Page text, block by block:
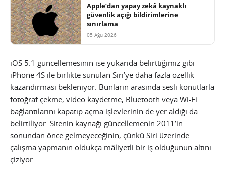
Apple’dan yapay zekâ kaynaklı
güvenlik açığı bildirimlerine
sınırlama
05 Ağu 2026
iOS 5.1 güncellemesinin ise yukarıda belirttiğimiz gibi
iPhone 4S ile birlikte sunulan Siri’ye daha fazla özellik
kazandırması bekleniyor. Bunların arasında sesli konutlarla
fotoğraf çekme, video kaydetme, Bluetooth veya Wi-Fi
bağlantılarını kapatıp açma işlevlerinin de yer aldığı da
belirtiliyor. Sitenin kaynağı güncellemenin 2011’in
sonundan önce gelmeyeceğinin, çünkü Siri üzerinde
çalışma yapmanın oldukça mâliyetli bir iş olduğunun altını
çiziyor.